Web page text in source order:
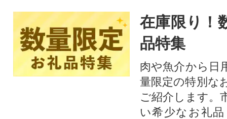
在庫限り！
品特集
肉や魚介から日
量限定の特別な
ご紹介します。
い希少なお礼